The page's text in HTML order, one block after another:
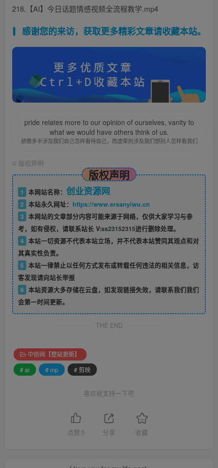
218.【AI】今日话题情感视频全流程教学.mp4
感谢您的来访，获取更多精彩文章请收藏本站。
pride relates more to our opinion of ourselves, vanity to
what we would have others think of us.
骄傲多半涉及我们自己怎样看待自己，而虚荣则涉及我们想别人怎样看我们
© 版权声明
版权声明
1 本网站名称： 创业资源网
2 本站永久网址： https://www.ersanyiwu.cn
3 本网站的文章部分内容可能来源于网络，仅供大家学习与参
考，如有侵权，请联系站长 V:ss23152315进行删除处理。
4 本站一切资源不代表本站立场，并不代表本站赞同其观点和对
其真实性负责。
5 本站一律禁止以任何方式发布或转载任何违法的相关信息，访
客发现请向站长举报
6 本站资源大多存储在云盘，如发现链接失效，请联系我们我们
会第一时间更新。
THE END
中创网【整站更新】
# ai
# mp # 剪映
喜欢就支持一下吧
点赞 5 分享 收藏